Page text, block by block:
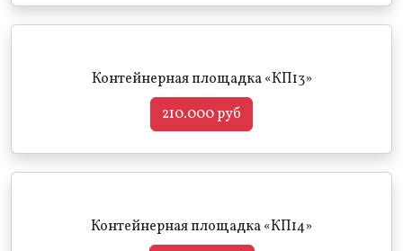
Контейнерная площадка «КП13»
210.000 руб
Контейнерная площадка «КП14»